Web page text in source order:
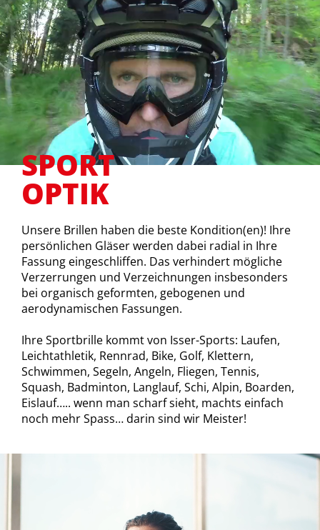
SPORT
OPTIK
Unsere Brillen haben die beste Kondition(en)! Ihre
persönlichen Gläser werden dabei radial in Ihre
Fassung eingeschliffen. Das verhindert mögliche
Verzerrungen und Verzeichnungen insbesonders
bei organisch geformten, gebogenen und
aerodynamischen Fassungen.
Ihre Sportbrille kommt von Isser-Sports: Laufen,
Leichtathletik, Rennrad, Bike, Golf, Klettern,
Schwimmen, Segeln, Angeln, Fliegen, Tennis,
Squash, Badminton, Langlauf, Schi, Alpin, Boarden,
Eislauf….. wenn man scharf sieht, machts einfach
noch mehr Spass… darin sind wir Meister!